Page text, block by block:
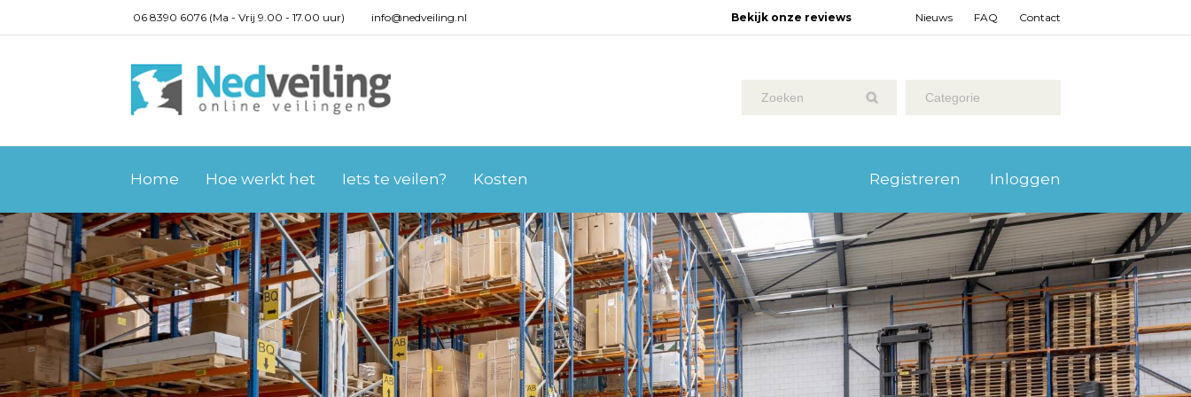
06 8390 6076 (Ma - Vrij 9.00 - 17.00 uur) info@nedveiling.nl Contact
FAQ
Nieuws
Bekijk onze reviews
Categorie
Home Hoe werkt het Iets te veilen? Kosten Inloggen
Registreren